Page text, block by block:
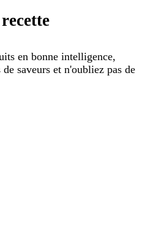
en bonne intelligence,
saveurs et n'oubliez pas de